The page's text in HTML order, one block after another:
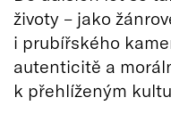
životy – jako
i prubířského
autenticitě a
k přehlíženým